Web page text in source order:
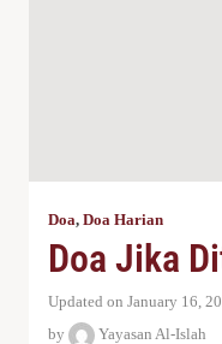
Doa, Doa Harian
Doa Jika
Updated on January 16,
by
Yayasan Al-Islah